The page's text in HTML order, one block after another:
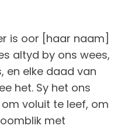
is oor [haar naam]
altyd by ons wees,
en elke daad van
het. Sy het ons
voluit te leef, om
met